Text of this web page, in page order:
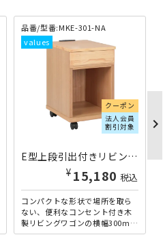
品番/型番:MKE-301-NA
クーポン
法人会員
割引対象
E型上段引出付きリビングワゴン W300×D400×H495 ナチュラル 個人宅配送費込B MKE-301-NA | 982502
¥ 15,180 税込
コンパクトな形状で場所を取ら
ない、便利なコンセント付き木
製リビングワゴンの横幅300mm
タイプです。上段は引き出し、
chevron_right